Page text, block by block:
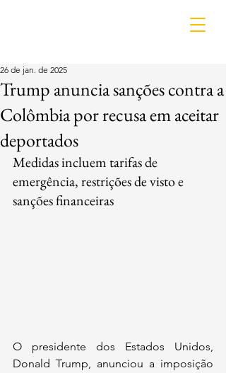
Trump anuncia sanções contra a
Colômbia por recusa em aceitar
deportados
26 de jan. de 2025
Medidas incluem tarifas de
emergência, restrições de visto e
sanções financeiras
O presidente dos Estados Unidos,
Donald Trump, anunciou a imposição